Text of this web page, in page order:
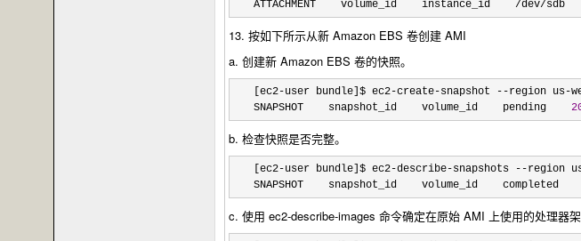
ATTACHMENT    volume_id    instance_id /dev/sdb
13. 按如下所示从新 Amazon EBS 卷创建 AMI
a. 创建新 Amazon EBS 卷的快照。
[ec2-user bundle]$ ec2-create-snapshot --region us-
SNAPSHOT    snapshot_id    volume_id    pending
b. 检查快照是否完整。
[ec2-user bundle]$ ec2-describe-snapshots --region
SNAPSHOT    snapshot_id    volume_id    completed
c. 使用 ec2-describe-images 命令确定在原始 AMI 上使用的处理器